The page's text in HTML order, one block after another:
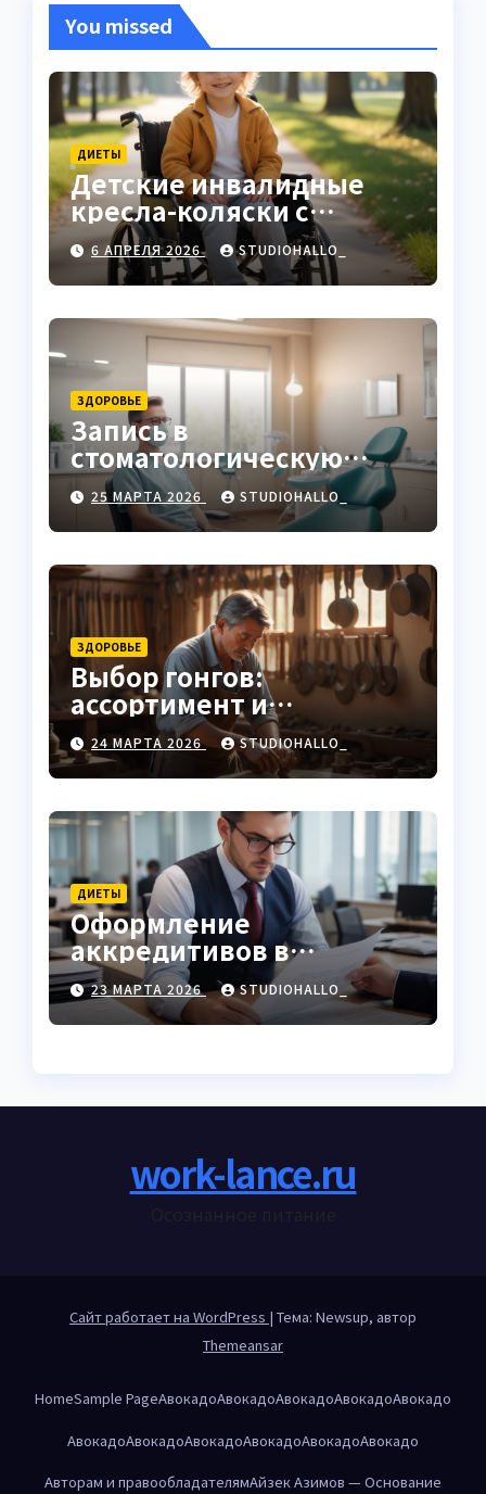
You missed
ДИЕТЫ
Детские инвалидные
кресла-коляски с
ручным приводом
6 АПРЕЛЯ 2026 STUDIOHALLO_
ЗДОРОВЬЕ
Запись в
стоматологическую
клинику
25 МАРТА 2026 STUDIOHALLO_
ЗДОРОВЬЕ
Выбор гонгов:
ассортимент и
характеристики
24 МАРТА 2026 STUDIOHALLO_
ДИЕТЫ
Оформление
аккредитивов в
международной
торговле
23 МАРТА 2026 STUDIOHALLO_
work-lance.ru
Сайт работает на WordPress | Тема: Newsup, автор
Themeansar
HomeSample PageАвокадоАвокадоАвокадоАвокадоАвокадо
АвокадоАвокадоАвокадоАвокадоАвокадоАвокадо
Авторам и правообладателямАйзек Азимов — Основание